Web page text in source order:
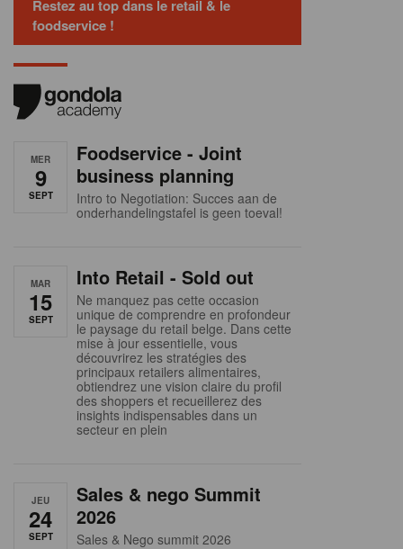
Restez au top dans le retail & le
foodservice !
MER
9
SEPT
Foodservice - Joint
business planning
Intro to Negotiation: Succes aan de
onderhandelingstafel is geen toeval!
MAR
15
SEPT
Into Retail - Sold out
Ne manquez pas cette occasion
unique de comprendre en profondeur
le paysage du retail belge. Dans cette
mise à jour essentielle, vous
découvrirez les stratégies des
principaux retailers alimentaires,
obtiendrez une vision claire du profil
des shoppers et recueillerez des
insights indispensables dans un
secteur en plein
JEU
24
SEPT
Sales & nego Summit
2026
Sales & Nego summit 2026